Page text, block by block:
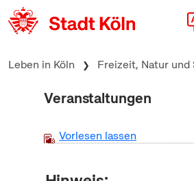
zum Inhalt springen
Leben in Köln Freizeit, Natur und
Veranstaltungen
Vorlesen lassen